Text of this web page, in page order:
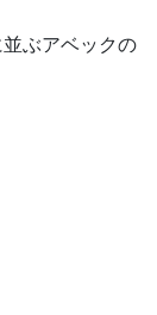
ぶアベックの